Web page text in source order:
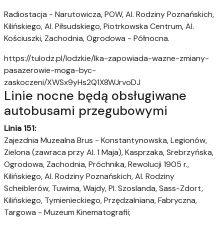
Radiostacja - Narutowicza, POW, Al. Rodziny Poznańskich,
Kilińskiego, Al. Piłsudskiego, Piotrkowska Centrum, Al.
Kościuszki, Zachodnia, Ogrodowa - Północna.
https://tulodz.pl/lodzkie/lka-zapowiada-wazne-zmiany-
pasazerowie-moga-byc-
zaskoczeni/XWSx9yHs2Q1X8WJrvoDJ
Linie nocne będą obsługiwane
autobusami przegubowymi
Linia 151:
Zajezdnia Muzealna Brus - Konstantynowska, Legionów,
Zielona (zawraca przy Al. 1 Maja), Kasprzaka, Srebrzyńska,
Ogrodowa, Zachodnia, Próchnika, Rewolucji 1905 r.,
Kilińskiego, Al. Rodziny Poznańskich, Al. Rodziny
Scheiblerów, Tuwima, Wajdy, Pl. Szoslanda, Sass-Zdort,
Kilińskiego, Tymienieckiego, Przędzalniana, Fabryczna,
Targowa - Muzeum Kinematografii;